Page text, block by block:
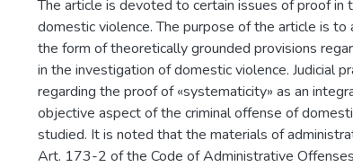
The article is devoted to certain issues of proof in
domestic violence. The purpose of the article is to
the form of theoretically grounded provisions
in the investigation of domestic violence. Judicial
regarding the proof of «systematicity» as an
objective aspect of the criminal offense of
studied. It is noted that the materials of
Art. 173-2 of the Code of Administrative